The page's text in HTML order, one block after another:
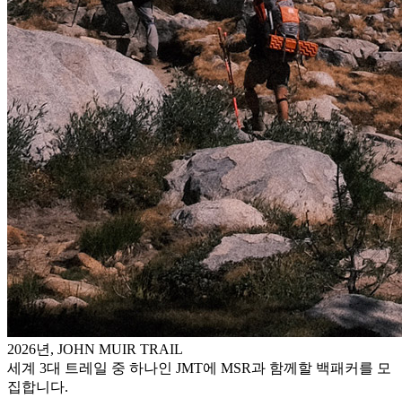
2026년, JOHN MUIR TRAIL
세계 3대 트레일 중 하나인 JMT에 MSR과 함께할 백패커를 모
집합니다.